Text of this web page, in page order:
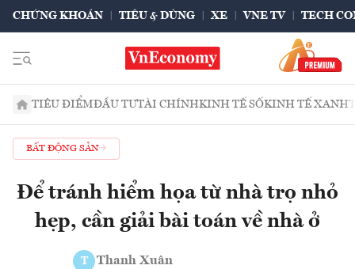
CHỨNG KHOÁN TIÊU & DÙNG XE VNE TV TECH
TIÊU ĐIỂMĐẦU TƯTÀI CHÍNHKINH TẾ SỐKINH TẾ XANH
BẤT ĐỘNG SẢN
Để tránh hiểm họa từ nhà trọ nhỏ
hẹp, cần giải bài toán về nhà ở
T Thanh Xuân